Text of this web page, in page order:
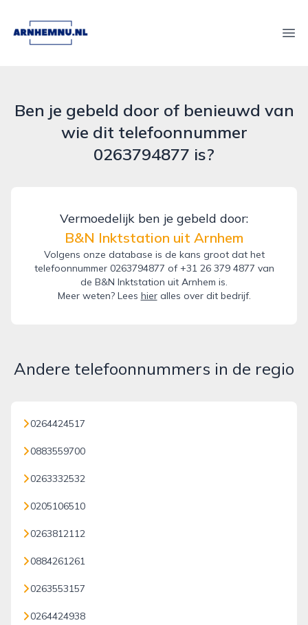
arnhemnu.nl
Ben je gebeld door of benieuwd van
wie dit telefoonnummer
0263794877 is?
Vermoedelijk ben je gebeld door:
B&N Inktstation uit Arnhem
Volgens onze database is de kans groot dat het
telefoonnummer 0263794877 of +31 26 379 4877 van
de B&N Inktstation uit Arnhem is.
Meer weten? Lees hieralles over dit bedrijf.
Andere telefoonnummers in de regio
0264424517
0883559700
0263332532
0205106510
0263812112
0884261261
0263553157
0264424938